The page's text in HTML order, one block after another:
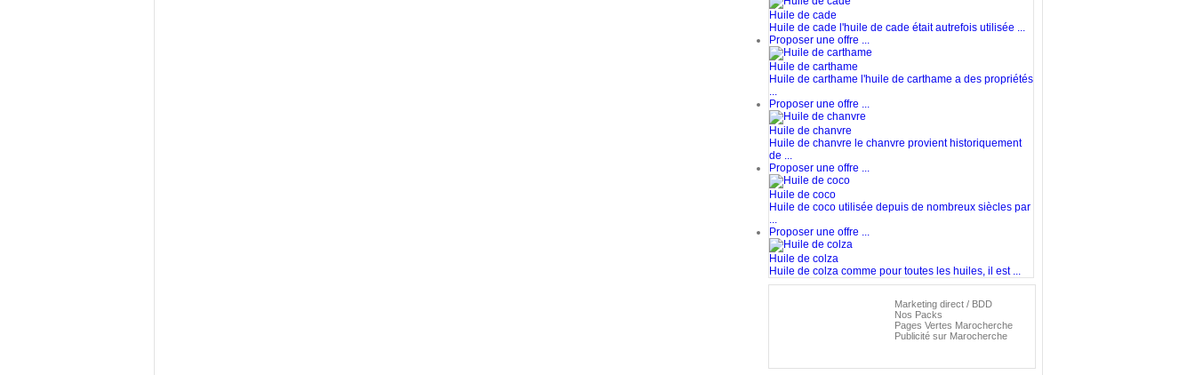
Huile de cade
Huile de cade l'huile de cade était autrefois utilisée ...
Proposer une offre ...
Huile de carthame
Huile de carthame l'huile de carthame a des propriétés
...
Proposer une offre ...
Huile de chanvre
Huile de chanvre le chanvre provient historiquement
de ...
Proposer une offre ...
Huile de coco
Huile de coco utilisée depuis de nombreux siècles par
...
Proposer une offre ...
Huile de colza
Huile de colza comme pour toutes les huiles, il est ...
Marketing direct / BDD
Nos Packs
Pages Vertes Marocherche
Publicité sur Marocherche